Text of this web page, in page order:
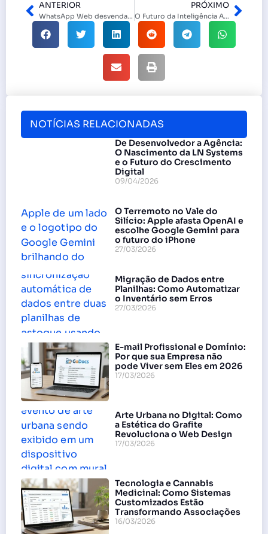
ANTERIOR
WhatsApp Web desvendado: 6 Funções Essenciais para Turbinar sua Produtividade no PC e Otimizar sua Experiência de Comunicação Digital
PRÓXIMO
O Futuro da Inteligência Artificial: Entre a Utopia Tecnológica e a Realidade Humana
NOTÍCIAS RELACIONADAS
De Desenvolvedor a Agência:
O Nascimento da LN Systems
e o Futuro do Crescimento
Digital
09/04/2026
O Terremoto no Vale do
Silício: Apple afasta OpenAI e
escolhe Google Gemini para
o futuro do iPhone
27/03/2026
Migração de Dados entre
Planilhas: Como Automatizar
o Inventário sem Erros
27/03/2026
E-mail Profissional e Domínio:
Por que sua Empresa não
pode Viver sem Eles em 2026
17/03/2026
Arte Urbana no Digital: Como
a Estética do Grafite
Revoluciona o Web Design
17/03/2026
Tecnologia e Cannabis
Medicinal: Como Sistemas
Customizados Estão
Transformando Associações
16/03/2026